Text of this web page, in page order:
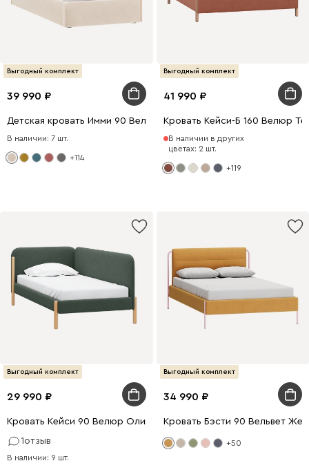
Выгодный комплект
39 990
Детская кровать Имми 90 Велюр Молочный
В наличии: 7 шт.
+114
Выгодный комплект
41 990
Кровать Кейси-Б 160 Велюр
В наличии в других
цветах: 2 шт.
+119
Выгодный комплект
29 990
Кровать Кейси 90 Велюр Оливковый
1отзыв
В наличии: 9 шт.
Выгодный комплект
34 990
Кровать Бэсти 90 Вельвет
+50